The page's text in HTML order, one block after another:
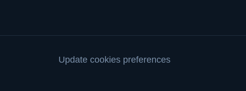
Update cookies preferences